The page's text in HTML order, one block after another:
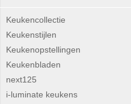
Keukencollectie
Keukenstijlen
Keukenopstellingen
Keukenbladen
next125
i-luminate keukens